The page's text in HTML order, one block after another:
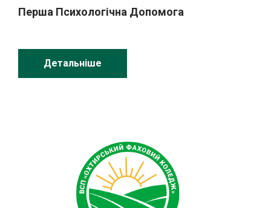
Перша Психологічна Допомога
Детальніше